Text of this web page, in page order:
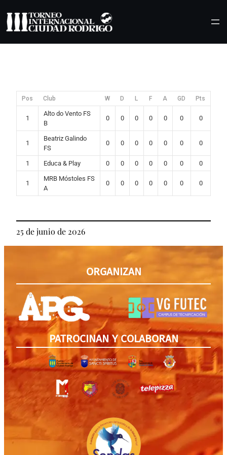
Pos Club W D L F A GD Pts
1
Alto do Vento FS
B
0 0 0 0 0 0 0
1
Beatriz Galindo
FS
0 0 0 0 0 0 0
1 Educa & Play 0 0 0 0 0 0 0
1
MRB Móstoles FS
A
0 0 0 0 0 0 0
25 de junio de 2026
ORGANIZAN
PATROCINAN Y COLABORAN